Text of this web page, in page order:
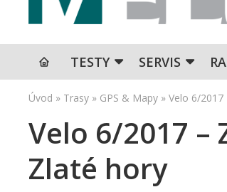
TESTY SERVIS
Úvod » Trasy » GPS & Mapy » Velo 6/
Velo 6/2017
Zlaté hory